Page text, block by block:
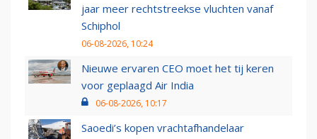
jaar meer rechtstreekse vluchten vanaf
Schiphol
06-08-2026, 10:24
Nieuwe ervaren CEO moet het tij keren
voor geplaagd Air India
06-08-2026, 10:17
Saoedi’s kopen vrachtafhandelaar